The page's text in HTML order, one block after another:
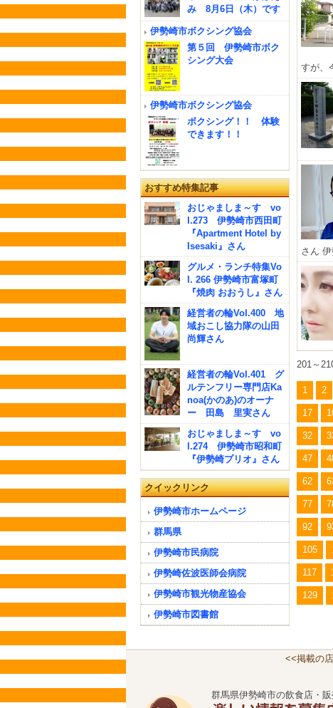
すが、
さん 伊
201～
1 2
17
32
47
62
77
92
105
117
129
み 8月6日（木）です
伊勢崎市ボクシング協会
第５回 伊勢崎市ボク
シング大会
伊勢崎市ボクシング協会
ボクシング！！ 体験
できます！！
おすすめ特集記事
おじゃましま～す vo
l.273 伊勢崎市西田町
『Apartment Hotel by
Isesaki』さん
グルメ・ランチ特集Vo
l. 266 伊勢崎市富塚町
『焼肉 おおうし』さん
経営者の輪Vol.400 地
域おこし協力隊の山田
尚輝さん
経営者の輪Vol.401 グ
ルテンフリー専門店Ka
noa(かのあ)のオーナ
ー 田島 里実さん
おじゃましま～す vo
l.274 伊勢崎市昭和町
『伊勢崎プリオ』さん
クイックリンク
伊勢崎市ホームページ
群馬県
伊勢崎市民病院
伊勢崎佐波医師会病院
伊勢崎市観光物産協会
伊勢崎市図書館
<<掲載の
群馬県伊勢崎市の飲食店・